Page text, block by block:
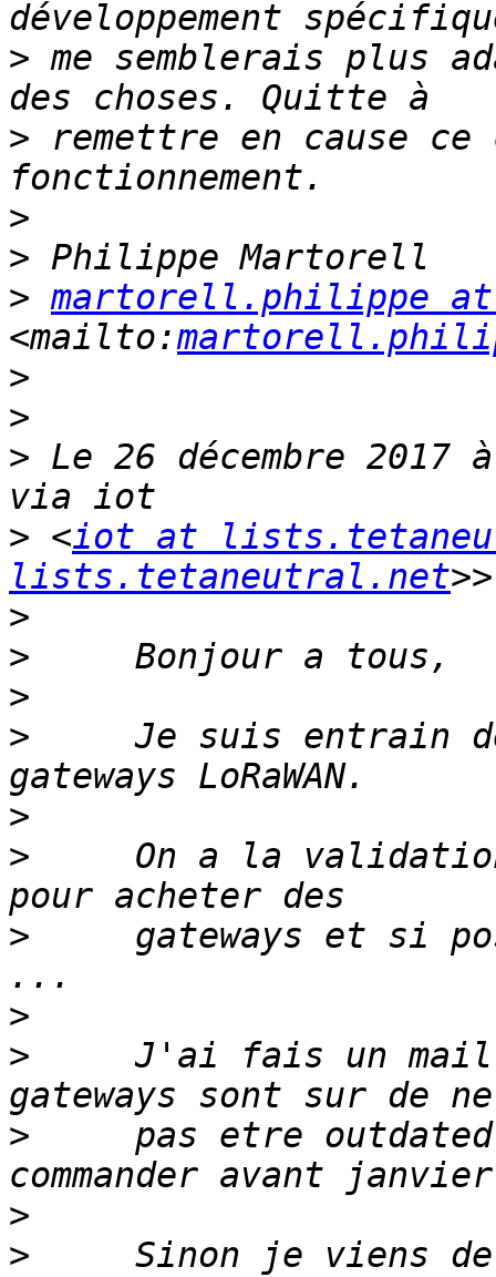
> me semblerais plus
> remettre en cause ce
>
>
> martorell.philippe at
<mailto:
>
>
> Le 26 décembre 2017
> <iot at
lists.tetaneutral.net
>
>
>
>
Je suis entrain
>
>
On a la
>
gateways et si
>
>
J'ai fais un
>
pas etre
>
>
Sinon je viens